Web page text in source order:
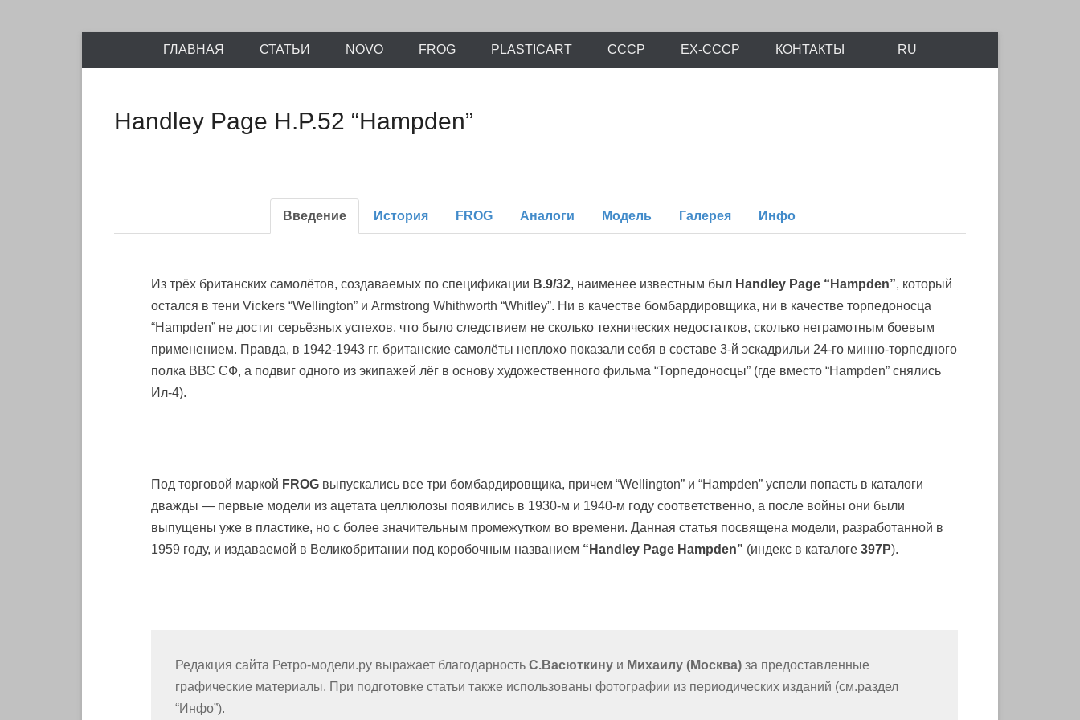
к
Ретро-Модели.Ру
ГЛАВНАЯ СТАТЬИ NOVO FROG PLASTICART СССР EX-СССР КОНТАКТЫ RU
Handley Page H.P.52 “Hampden”
Введение История FROG Аналоги Модель Галерея Инфо
Из трёх британских самолётов, создаваемых по спецификации B.9/32, наименее известным был Handley Page “Hampden”, который
остался в тени Vickers “Wellington” и Armstrong Whithworth “Whitley”. Ни в качестве бомбардировщика, ни в качестве торпедоносца
“Hampden” не достиг серьёзных успехов, что было следствием не сколько технических недостатков, сколько неграмотным боевым
применением. Правда, в 1942-1943 гг. британские самолёты неплохо показали себя в составе 3-й эскадрильи 24-го минно-торпедного
полка ВВС СФ, а подвиг одного из экипажей лёг в основу художественного фильма “Торпедоносцы” (где вместо “Hampden” снялись
Ил-4).
Под торговой маркой FROG выпускались все три бомбардировщика, причем “Wellington” и “Hampden” успели попасть в каталоги
дважды — первые модели из ацетата целлюлозы появились в 1930-м и 1940-м году соответственно, а после войны они были
выпущены уже в пластике, но с более значительным промежутком во времени. Данная статья посвящена модели, разработанной в
1959 году, и издаваемой в Великобритании под коробочным названием “Handley Page Hampden” (индекс в каталоге 397P).
Редакция сайта Ретро-модели.ру выражает благодарность С.Васюткину и Михаилу (Москва) за предоставленные
графические материалы. При подготовке статьи также использованы фотографии из периодических изданий (см.раздел
“Инфо”).